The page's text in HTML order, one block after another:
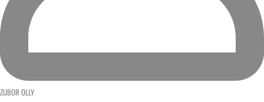
ZUBOR OLLY